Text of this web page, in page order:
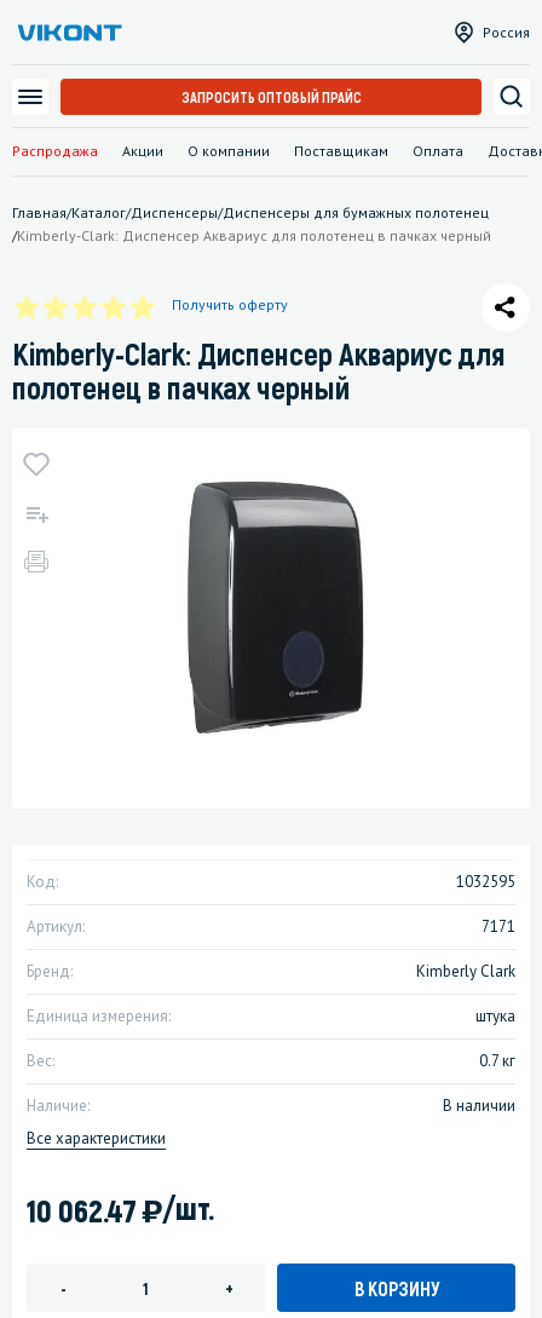
Распродажа Акции О компании Поставщикам Оплата
Россия
ЗАПРОСИТЬ ОПТОВЫЙ ПРАЙС
Главная/Каталог/Диспенсеры/Диспенсеры для бумажных полотенец
/Kimberly-Clark: Диспенсер Аквариус для полотенец в пачках черный
Получить оферту
Kimberly-Clark: Диспенсер Аквариус для
полотенец в пачках черный
Код: 1032595
Артикул: 7171
Бренд: Kimberly Clark
Единица измерения: штука
Вес: 0.7 кг
Наличие:
В наличии
Все характеристики
10 062.47)/шт.
- + В КОРЗИНУ